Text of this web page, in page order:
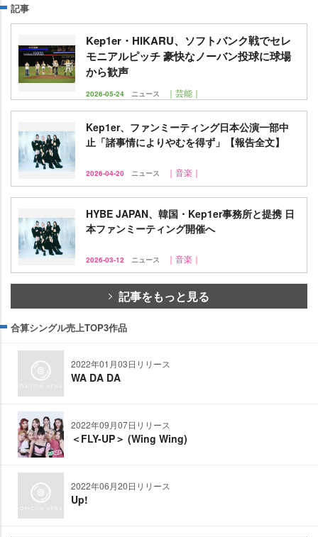
記事
Kep1er・HIKARU、ソフトバンク戦でセレ
モニアルピッチ 豪快なノーバン投球に球場
から歓声
2026-05-24 ニュース ｜芸能｜
Kep1er、ファンミーティング日本公演一部中
止「諸事情によりやむを得ず」【報告全文】
2026-04-20 ニュース ｜音楽｜
HYBE JAPAN、韓国・Kep1er事務所と提携 日
本ファンミーティング開催へ
2026-03-12 ニュース ｜音楽｜
記事をもっと見る
合算シングル売上TOP3作品
2022年01月03日リリース
WA DA DA
2022年09月07日リリース
＜FLY-UP＞ (Wing Wing)
2022年06月20日リリース
Up!